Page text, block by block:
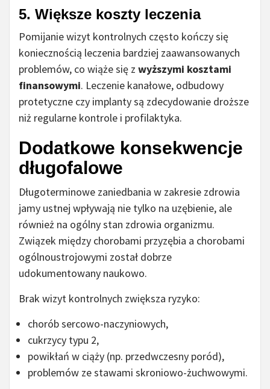
5. Większe koszty leczenia
Pomijanie wizyt kontrolnych często kończy się
koniecznością leczenia bardziej zaawansowanych
problemów, co wiąże się z wyższymi kosztami
finansowymi. Leczenie kanałowe, odbudowy
protetyczne czy implanty są zdecydowanie droższe
niż regularne kontrole i profilaktyka.
Dodatkowe konsekwencje
długofalowe
Długoterminowe zaniedbania w zakresie zdrowia
jamy ustnej wpływają nie tylko na uzębienie, ale
również na ogólny stan zdrowia organizmu.
Związek między chorobami przyzębia a chorobami
ogólnoustrojowymi został dobrze
udokumentowany naukowo.
Brak wizyt kontrolnych zwiększa ryzyko:
chorób sercowo-naczyniowych,
cukrzycy typu 2,
powikłań w ciąży (np. przedwczesny poród),
problemów ze stawami skroniowo-żuchwowymi.